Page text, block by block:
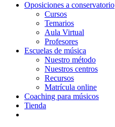
Oposiciones a conservatorio
Cursos
Temarios
Aula Virtual
Profesores
Escuelas de música
Nuestro método
Nuestros centros
Recursos
Matrícula online
Coaching para músicos
Tienda